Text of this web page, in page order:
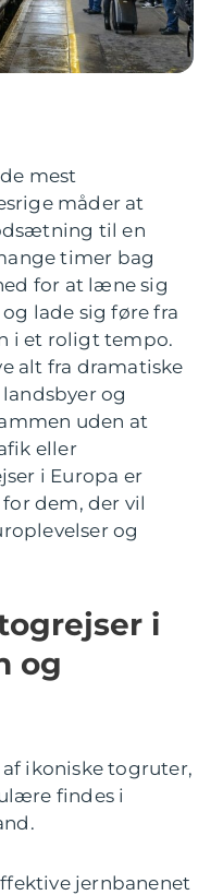
mest
måder at
til en
timer bag
for at læne sig
lade sig føre fra
i et roligt tempo.
alt fra dramatiske
og
uden at
eller
i Europa er
dem, der vil
og
i
og
ikoniske togruter,
findes i
jernbanenet